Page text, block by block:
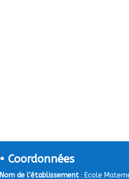
• Coordonnées
Nom de l’établissement: Ecole